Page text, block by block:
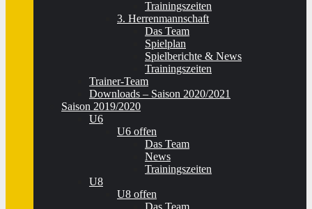
Trainingszeiten
3. Herrenmannschaft
Das Team
Spielplan
Spielberichte & News
Trainingszeiten
Trainer-Team
Downloads – Saison 2020/2021
Saison 2019/2020
U6
U6 offen
Das Team
News
Trainingszeiten
U8
U8 offen
Das Team